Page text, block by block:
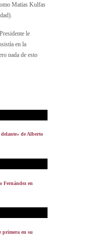
Matías Kulfas
le
en la
nada de esto
de Alberto
Fernández en
primera en su